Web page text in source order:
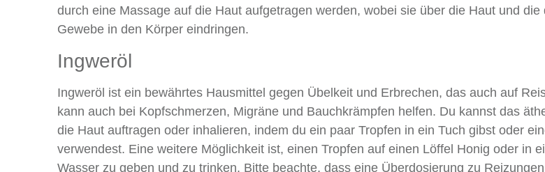
durch eine Massage auf die Haut aufgetragen werden, wobei sie über die Haut und die
Gewebe in den Körper eindringen.
Ingweröl
Ingweröl ist ein bewährtes Hausmittel gegen Übelkeit und Erbrechen, das auch auf
kann auch bei Kopfschmerzen, Migräne und Bauchkrämpfen helfen. Du kannst das
die Haut auftragen oder inhalieren, indem du ein paar Tropfen in ein Tuch gibst oder
verwendest. Eine weitere Möglichkeit ist, einen Tropfen auf einen Löffel Honig oder in
Wasser zu geben und zu trinken. Bitte beachte, dass eine Überdosierung zu